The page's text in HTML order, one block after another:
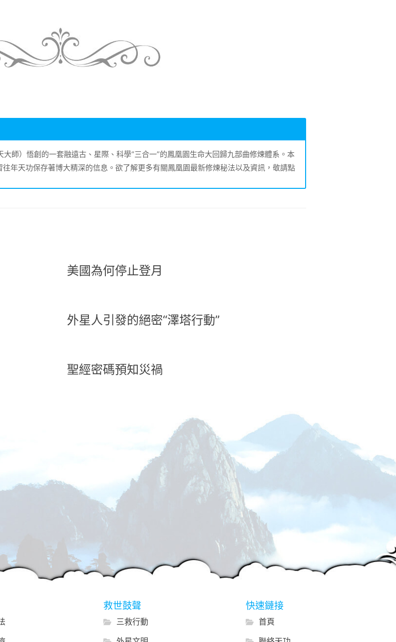
師）悟創的一套融遠古、星際、科學“三合一”的鳳凰園生命大回歸九部曲修煉體系。本
年天功保存著博大精深的信息。欲了解更多有關鳳凰園最新修煉秘法以及資訊，敬請點
美國為何停止登月
外星人引發的絕密“澤塔行動”
聖經密碼預知災禍
救世鼓聲
三救行動
快速鏈接
首頁